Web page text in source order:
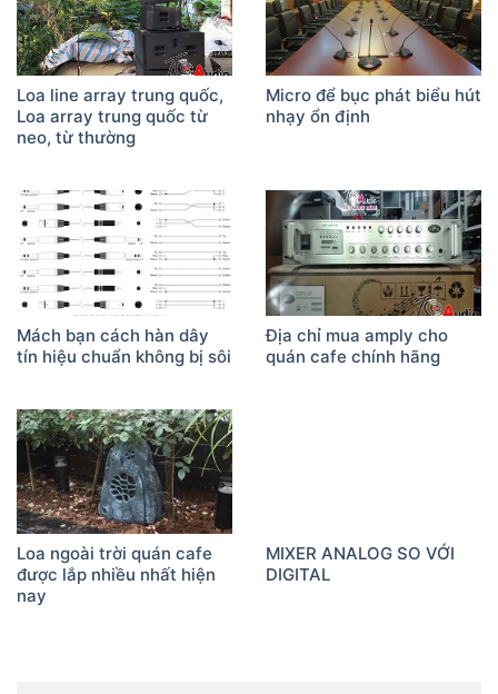
Loa line array trung quốc,
Loa array trung quốc từ
neo, từ thường
Micro để bục phát biểu hút
nhạy ổn định
Mách bạn cách hàn dây
tín hiệu chuẩn không bị sôi
Địa chỉ mua amply cho
quán cafe chính hãng
Loa ngoài trời quán cafe
được lắp nhiều nhất hiện
nay
MIXER ANALOG SO VỚI
DIGITAL